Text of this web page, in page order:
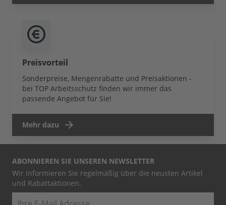
Preisvorteil
Sonderpreise, Mengenrabatte und Preisaktionen -
bei TOP Arbeitsschutz finden wir immer das
passende Angebot für Sie!
Mehr dazu
ABONNIEREN SIE UNSEREN NEWSLETTER
Wir informieren Sie regelmäßig über die neusten Artikel
und Rabattaktionen.